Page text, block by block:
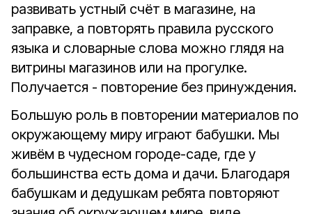
развивать устный счёт в магазине, на
заправке, а повторять правила русского
языка и словарные слова можно глядя на
витрины магазинов или на прогулке.
Получается - повторение без принуждения.
Большую роль в повторении материалов по
окружающему миру играют бабушки. Мы
живём в чудесном городе-саде, где у
большинства есть дома и дачи. Благодаря
бабушкам и дедушкам ребята повторяют